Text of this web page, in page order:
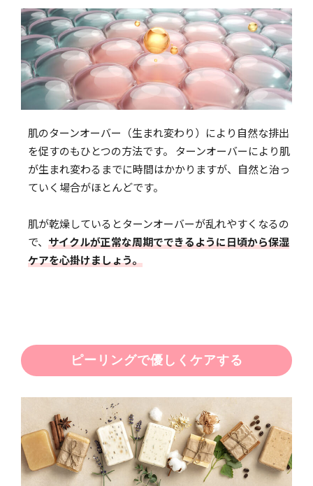
肌のターンオーバー（生まれ変わり）により自然な排出
を促すのもひとつの方法です。 ターンオーバーにより肌
が生まれ変わるまでに時間はかかりますが、自然と治っ
ていく場合がほとんどです。
肌が乾燥しているとターンオーバーが乱れやすくなるの
で、 サイクルが正常な周期でできるように日頃から保湿
ケアを心掛けましょう。
ピーリングで優しくケアする